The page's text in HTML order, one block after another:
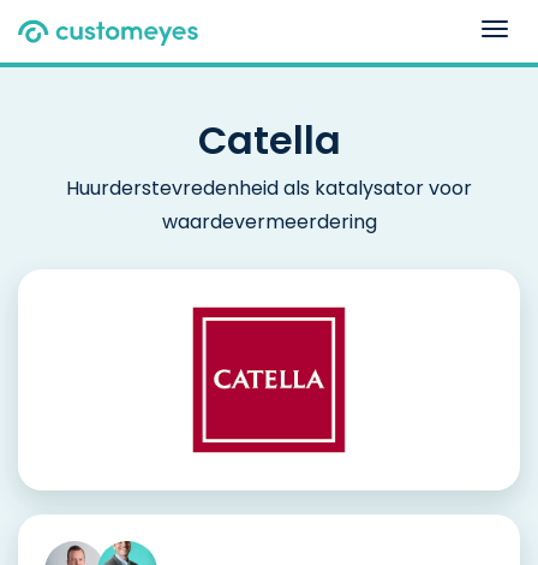
Catella
Huurderstevredenheid als katalysator voor
waardevermeerdering